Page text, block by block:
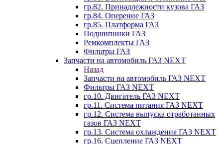
гр.82. Принадлежности кузова ГАЗ
гр.84. Оперение ГАЗ
гр.85. Платформа ГАЗ
Подшипники ГАЗ
Ремкомплекты ГАЗ
Фильтры ГАЗ
Запчасти на автомобиль ГАЗ NEXT
Назад
Запчасти на автомобиль ГАЗ NEXT
Фильтры ГАЗ NEXT
гр.10. Двигатель ГАЗ NEXT
гр.11. Система питания ГАЗ NEXT
гр.12. Система выпуска отработанных
газов ГАЗ NEXT
гр.13. Система охлаждения ГАЗ NEXT
гр.16. Сцепление ГАЗ NEXT